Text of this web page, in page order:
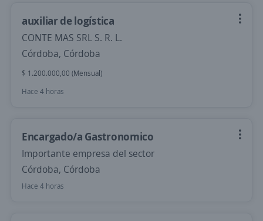
auxiliar de logística
CONTE MAS SRL S. R. L.
Córdoba, Córdoba
$ 1.200.000,00 (Mensual)
Hace 4 horas
Encargado/a Gastronomico
Importante empresa del sector
Córdoba, Córdoba
Hace 4 horas